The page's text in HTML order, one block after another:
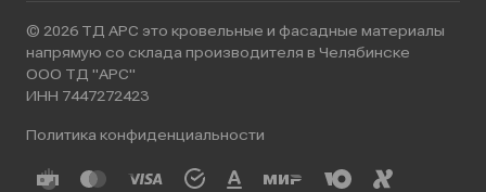
© 2026 ТД АРС это кровельные и фасадные материалы
напрямую со склада производителя в Челябинске
ООО ТД "АРС"
ИНН 7447272423
Политика конфиденциальности